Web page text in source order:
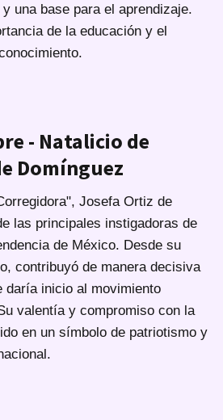
una base para el aprendizaje.
de la educación y el
- Natalicio de
Domínguez
Josefa Ortiz de
las principales instigadoras de
de México. Desde su
contribuyó de manera decisiva
daría inicio al movimiento
valentía y compromiso con la
en un símbolo de patriotismo y